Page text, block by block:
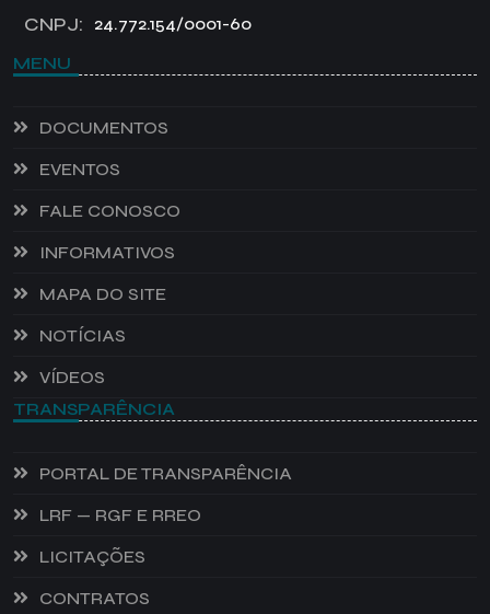
CNPJ: 24.772.154/0001-60
MENU
DOCUMENTOS
EVENTOS
FALE CONOSCO
INFORMATIVOS
MAPA DO SITE
NOTÍCIAS
VÍDEOS
TRANSPARÊNCIA
PORTAL DE TRANSPARÊNCIA
LRF — RGF E RREO
LICITAÇÕES
CONTRATOS